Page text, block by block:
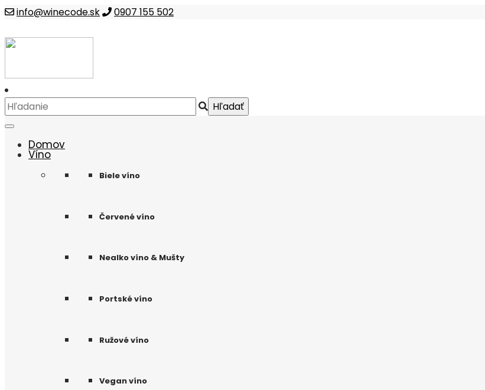
info@winecode.sk 0907 155 502
Domov
Víno
Biele víno
Červené víno
Nealko víno & Mušty
Portské víno
Ružové víno
Vegan víno